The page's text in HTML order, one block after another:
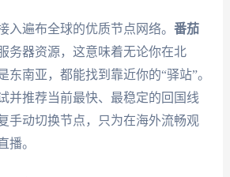
入遍布全球的优质节点网络。 番茄
务器资源，这意味着无论你在北
东南亚，都能找到靠近你的“驿站”。
并推荐当前最快、最稳定的回国线
手动切换节点，只为在海外流畅观
播。